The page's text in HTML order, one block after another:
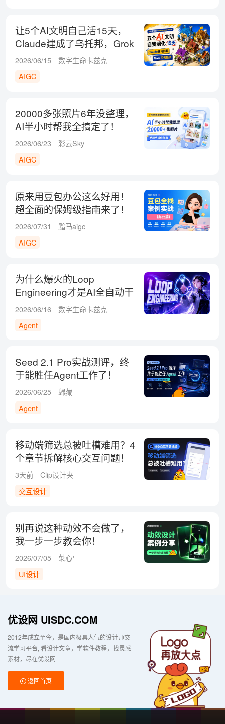
让5个AI文明自己活15天，
Claude建成了乌托邦，Grok
四天团灭！
2026/06/15
数字生命卡兹克
AIGC
20000多张照片6年没整理，
AI半小时帮我全搞定了！
2026/06/23
彩云Sky
AIGC
原来用豆包办公这么好用！
超全面的保姆级指南来了！
2026/07/31
黯马aigc
AIGC
为什么爆火的Loop
Engineering才是AI全自动干
活的终极模式？
2026/06/16
数字生命卡兹克
Agent
Seed 2.1 Pro实战测评，终
于能胜任Agent工作了！
2026/06/25
歸藏
Agent
移动端筛选总被吐槽难用？4
个章节拆解核心交互问题！
3天前
Clip设计夹
交互设计
别再说这种动效不会做了，
我一步一步教会你！
2026/07/05
菜心¹
UI设计
优设网 UISDC.COM
2012年成立至今，是国内极具人气的设计师交
流学习平台 看设计文章，学软件教程，找灵感
素材，尽在优设网
返回首页